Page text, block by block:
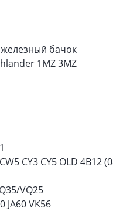
железный бачок
1MZ 3MZ
CY3 CY5 OLD 4B12
VQ25
JA60 VK56